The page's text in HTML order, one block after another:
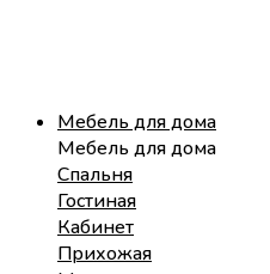
Мебель для дома
Мебель для дома
Спальня
Гостиная
Кабинет
Прихожая